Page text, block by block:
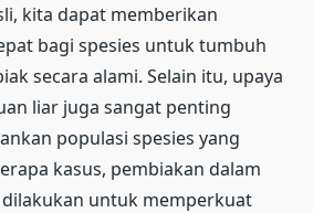
kita dapat memberikan
bagi spesies untuk tumbuh
secara alami. Selain itu, upaya
liar juga sangat penting
populasi spesies yang
kasus, pembiakan dalam
untuk memperkuat